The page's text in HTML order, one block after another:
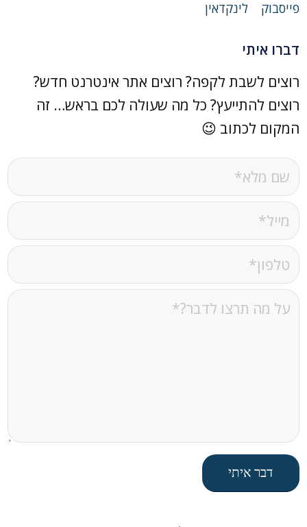
דברו איתי
רוצים לשבת לקפה? רוצים אתר אינטרנט חדש?
רוצים להתייעץ? כל מה שעולה לכם בראש… זה
המקום לכתוב 😉